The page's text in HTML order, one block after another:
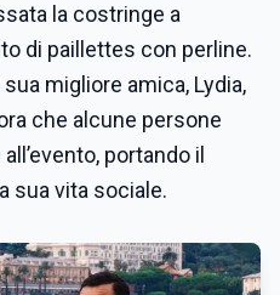
la costringe a
di paillettes con perline.
migliore amica, Lydia,
che alcune persone
portando il
sua vita sociale.